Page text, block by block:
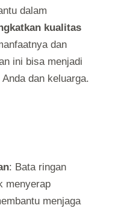
dalam
kualitas
dan
ini bisa menjadi
dan keluarga.
: Bata ringan
menyerap
menjaga